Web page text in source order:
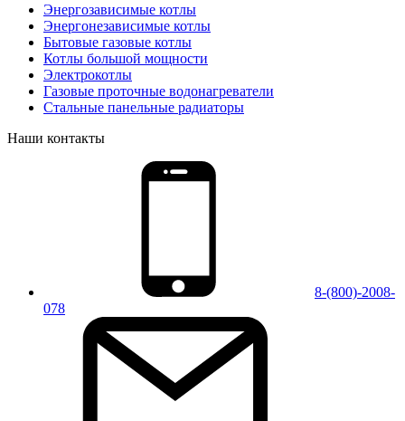
Энергозависимые котлы
Энергонезависимые котлы
Бытовые газовые котлы
Котлы большой мощности
Электрокотлы
Газовые проточные водонагреватели
Стальные панельные радиаторы
Наши контакты
8-(800)-2008-
078